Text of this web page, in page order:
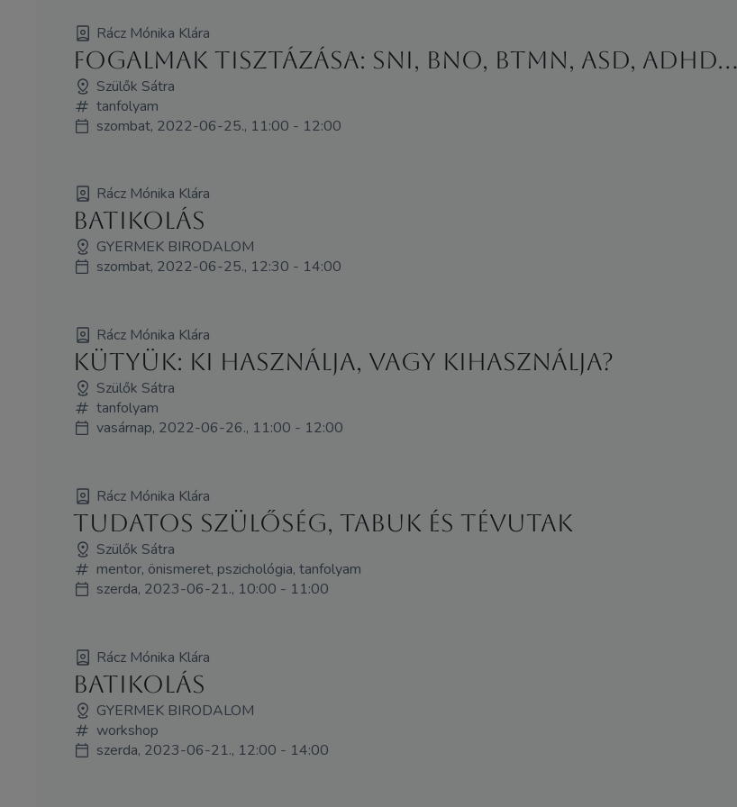
Rácz Mónika Klára
Fogalmak tisztázása: SNI, BNO, BTMN, ASD, ADHD...
Szülők Sátra
tanfolyam
szombat, 2022-06-25., 11:00 - 12:00
Rácz Mónika Klára
Batikolás
GYERMEK BIRODALOM
szombat, 2022-06-25., 12:30 - 14:00
Rácz Mónika Klára
Kütyük: Ki használja, vagy kihasználja?
Szülők Sátra
tanfolyam
vasárnap, 2022-06-26., 11:00 - 12:00
Rácz Mónika Klára
Tudatos szülőség, tabuk és tévutak
Szülők Sátra
mentor, önismeret, pszichológia, tanfolyam
szerda, 2023-06-21., 10:00 - 11:00
Rácz Mónika Klára
BATIKOLÁS
GYERMEK BIRODALOM
workshop
szerda, 2023-06-21., 12:00 - 14:00